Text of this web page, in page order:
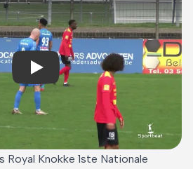
Play
Royal Knokke 1ste Nationale